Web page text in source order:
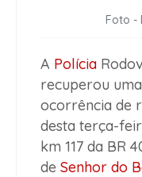
Foto -
A Polícia
recuperou
ocorrência de
desta terça-
km 117 da BR
de Senhor do